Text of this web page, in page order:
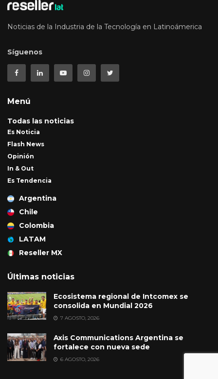
Noticias de la Industria de la Tecnología en Latinoámerica
Síguenos
Menú
Todas las noticias
Es Noticia
Flash News
Opinión
In & Out
Es Tendencia
Argentina
Chile
Colombia
LATAM
Reseller MX
Últimas noticias
Ecosistema regional de Intcomex se
consolida en Mundial 2026
7 AGOSTO, 2026
Axis Communications Argentina se
fortalece con nueva sede
6 AGOSTO, 2026